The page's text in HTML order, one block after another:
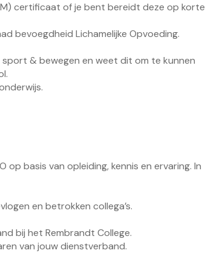
certificaat of je bent bereidt deze op korte
bevoegdheid Lichamelijke Opvoeding.
& bewegen en weet dit om te kunnen
basis van opleiding, kennis en ervaring. In
en betrokken collega’s.
bij het Rembrandt College.
van jouw dienstverband.